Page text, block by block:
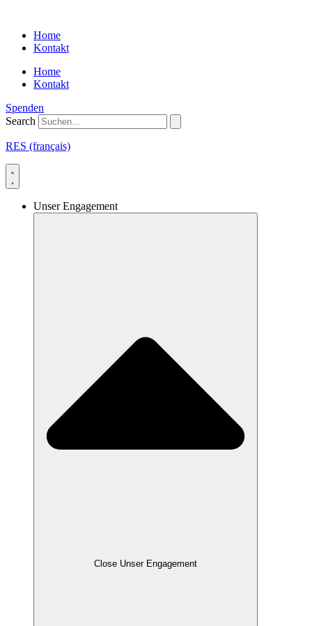
contentHome
Kontakt
Home
Kontakt
Spenden
Search
RES (français)
Unser Engagement
Close Unser Engagement